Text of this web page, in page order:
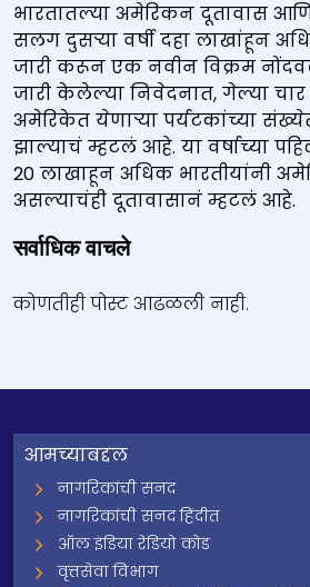
भारतातल्या अमेरिकन दूतावास
सलग दुसऱ्या वर्षी दहा लाखांहून
जारी करून एक नवीन विक्रम
जारी केलेल्या निवेदनात, गेल्या चार
अमेरिकेत येणाऱ्या पर्यटकांच्या
झाल्याचं म्हटलं आहे. या वर्षाच्या
20 लाखाहून अधिक भारतीयांनी
असल्याचंही दूतावासानं म्हटलं आहे.
सर्वाधिक वाचले
कोणतीही पोस्ट आढळली नाही.
आमच्याबद्दल
नागरिकांची सनद
नागरिकांची सनद हिंदीत
ऑल इंडिया रेडियो कोड
वृत्तसेवा विभाग